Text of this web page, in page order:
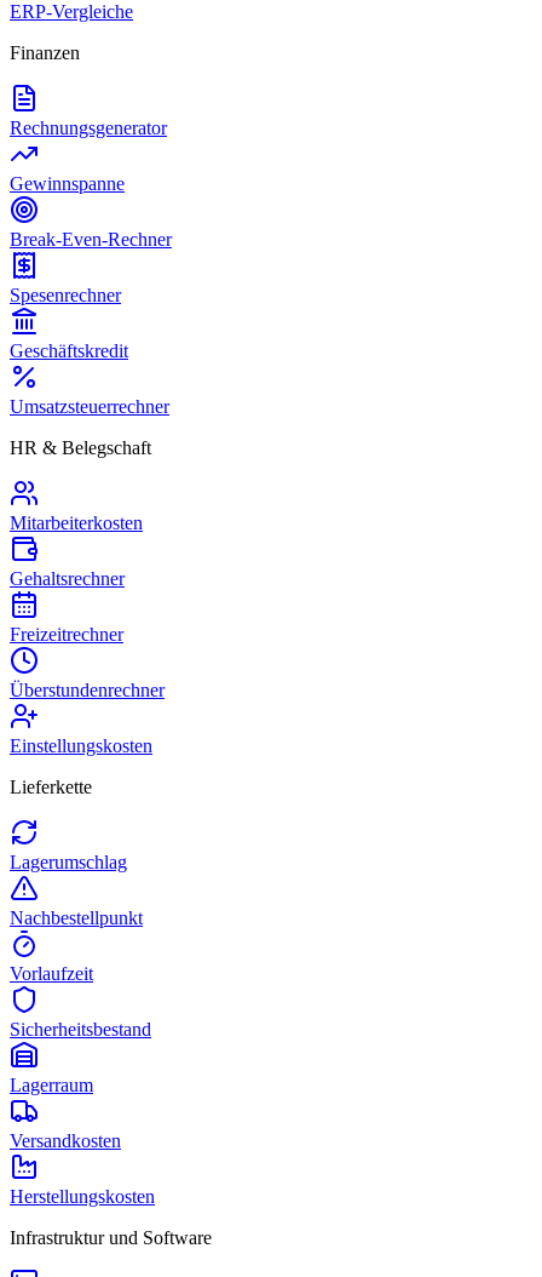
ERP-Vergleiche
Finanzen
Rechnungsgenerator
Gewinnspanne
Break-Even-Rechner
Spesenrechner
Geschäftskredit
Umsatzsteuerrechner
HR & Belegschaft
Mitarbeiterkosten
Gehaltsrechner
Freizeitrechner
Überstundenrechner
Einstellungskosten
Lieferkette
Lagerumschlag
Nachbestellpunkt
Vorlaufzeit
Sicherheitsbestand
Lagerraum
Versandkosten
Herstellungskosten
Infrastruktur und Software